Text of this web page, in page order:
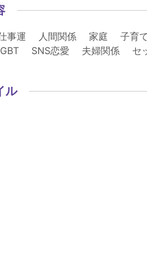
人間関係 家庭 子育て
SNS恋愛 夫婦関係 セ
ル